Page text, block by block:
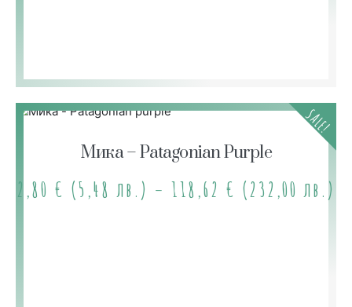
SALE!
Мика – Patagonian Purple
2,80 € (5,48 лв.) – 118,62 € (232,00 лв.)